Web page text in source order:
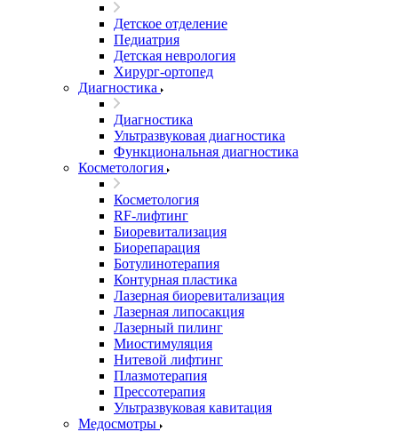
Детское отделение
Педиатрия
Детская неврология
Хирург-ортопед
Диагностика
Диагностика
Ультразвуковая диагностика
Функциональная диагностика
Косметология
Косметология
RF-лифтинг
Биоревитализация
Биорепарация
Ботулинотерапия
Контурная пластика
Лазерная биоревитализация
Лазерная липосакция
Лазерный пилинг
Миостимуляция
Нитевой лифтинг
Плазмотерапия
Прессотерапия
Ультразвуковая кавитация
Медосмотры